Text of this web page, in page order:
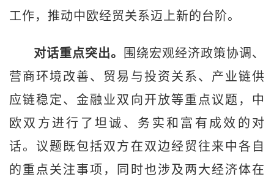
工作，推动中欧经贸关系迈上新的台阶。
对话重点突出。
围绕宏观经济政策协调、
营商环境改善、贸易与投资关系、产业链供
应链稳定、金融业双向开放等重点议题，中
欧双方进行了坦诚、务实和富有成效的对
话。议题既包括双方在双边经贸往来中各自
的重点关注事项，同时也涉及两大经济体在